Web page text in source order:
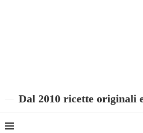
Dal 2010 ricette originali